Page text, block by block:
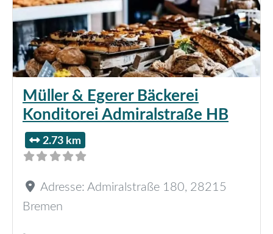
Müller & Egerer Bäckerei
Konditorei Admiralstraße HB
2.73 km
Adresse: Admiralstraße 180, 28215
Bremen